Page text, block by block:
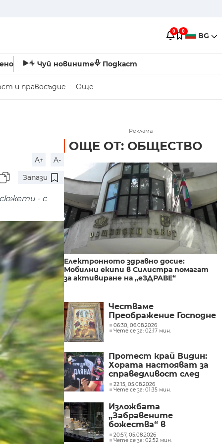
0 0 BG
Чуй новините Подкаст
и правосъдие Още
A+
A-
Запази
сюжети - с
Реклама
ОЩЕ ОТ: ОБЩЕСТВО
Електронното здравно досие:
Мобилни екипи в Силистра помагат
за активиране на „еЗДРАВЕ“
Честваме
Преображение Господне
06:30, 06.08.2026
Чете се за: 02:17 мин.
Протест край Видин:
Хората настояват за
справедливост след
смърт на пътя
22:15, 05.08.2026
Чете се за: 01:35 мин.
Изложбата
„Забравените
божества“ в
Националния
20:57, 05.08.2026
Чете се за: 02:52 мин.